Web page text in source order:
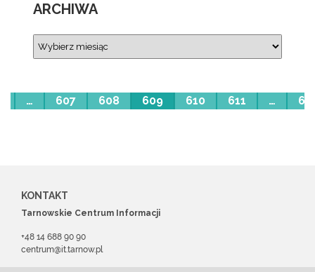
ARCHIWA
… 607 608 609 610 611 …
KONTAKT
Tarnowskie Centrum Informacji
+48 14 688 90 90
centrum@it.tarnow.pl